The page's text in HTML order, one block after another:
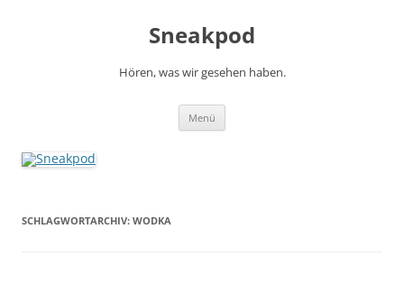
Sneakpod
Hören, was wir gesehen haben.
Menü
SCHLAGWORTARCHIV: WODKA